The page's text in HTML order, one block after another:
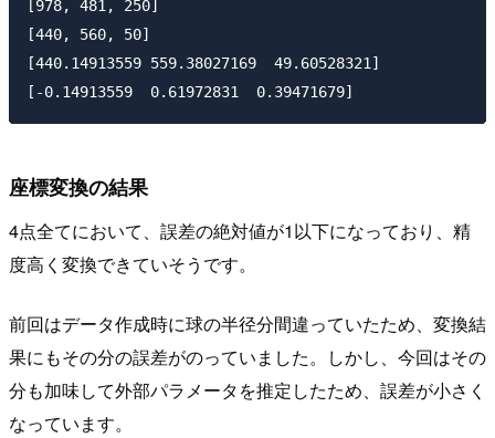
[978, 481, 250]
[440, 560, 50]
[440.14913559 559.38027169  49.60528321]
座標変換の結果
4点全てにおいて、誤差の絶対値が1以下になっており、精
度高く変換できていそうです。
前回はデータ作成時に球の半径分間違っていたため、変換結
果にもその分の誤差がのっていました。しかし、今回はその
分も加味して外部パラメータを推定したため、誤差が小さく
なっています。